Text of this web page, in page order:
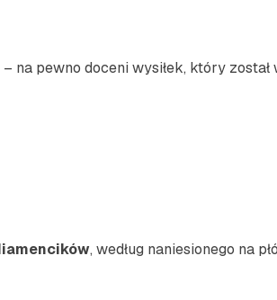
na pewno doceni wysiłek, który został
, według naniesionego na